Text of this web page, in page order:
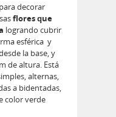
decorar
flores que
logrando cubrir
esférica y
la base, y
de altura. Está
alternas,
a bidentadas,
color verde